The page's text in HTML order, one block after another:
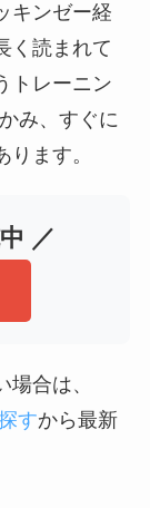
キンゼー経
く読まれて
トレーニン
み、すぐに
ます。
／
合は、
すから最新